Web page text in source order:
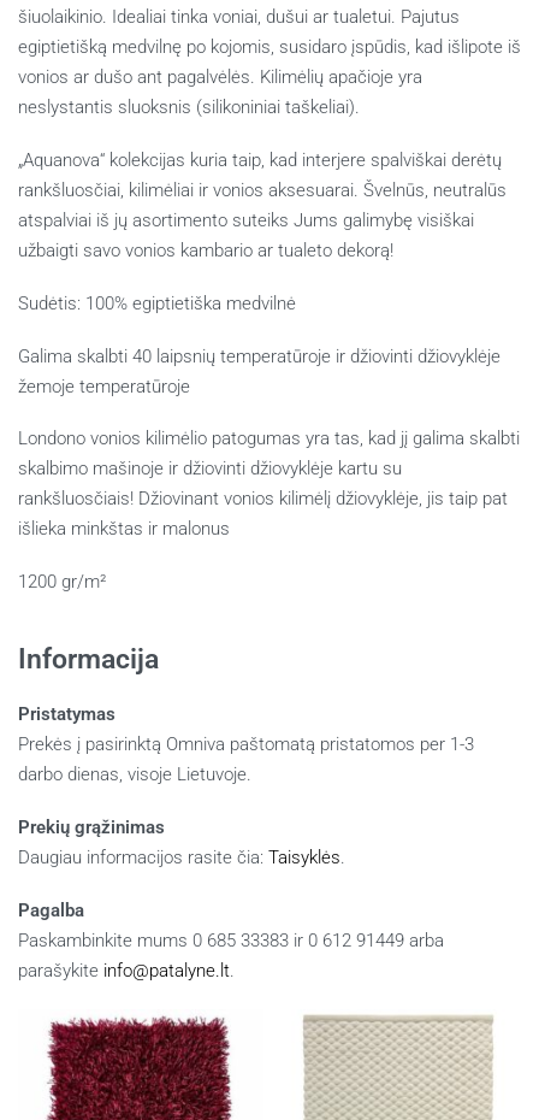
šiuolaikinio. Idealiai tinka voniai, dušui ar tualetui. Pajutus
egiptietišką medvilnę po kojomis, susidaro įspūdis, kad išlipote iš
vonios ar dušo ant pagalvėlės. Kilimėlių apačioje yra
neslystantis sluoksnis (silikoniniai taškeliai).
„Aquanova“ kolekcijas kuria taip, kad interjere spalviškai derėtų
rankšluosčiai, kilimėliai ir vonios aksesuarai. Švelnūs, neutralūs
atspalviai iš jų asortimento suteiks Jums galimybę visiškai
užbaigti savo vonios kambario ar tualeto dekorą!
Sudėtis: 100% egiptietiška medvilnė
Galima skalbti 40 laipsnių temperatūroje ir džiovinti džiovyklėje
žemoje temperatūroje
Londono vonios kilimėlio patogumas yra tas, kad jį galima skalbti
skalbimo mašinoje ir džiovinti džiovyklėje kartu su
rankšluosčiais! Džiovinant vonios kilimėlį džiovyklėje, jis taip pat
išlieka minkštas ir malonus
1200 gr/m²
Informacija
Pristatymas
Prekės į pasirinktą Omniva paštomatą pristatomos per 1-3
darbo dienas, visoje Lietuvoje.
Prekių grąžinimas
Daugiau informacijos rasite čia: Taisyklės.
Pagalba
Paskambinkite mums 0 685 33383 ir 0 612 91449 arba
parašykite info@patalyne.lt.
Panašūs produktai